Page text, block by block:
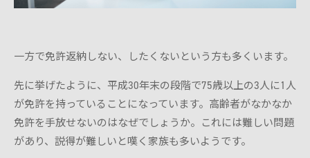
一方で免許返納しない、したくないという方も多くいます。
先に挙げたように、平成30年末の段階で75歳以上の3人に1人
が免許を持っていることになっています。高齢者がなかなか
免許を手放せないのはなぜでしょうか。これには難しい問題
があり、説得が難しいと嘆く家族も多いようです。